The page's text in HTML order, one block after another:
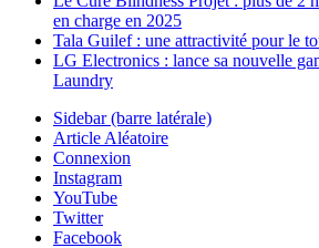
en charge en 2025
Tala Guilef : une attractivité pour le
LG Electronics : lance sa nouvelle
Laundry
Sidebar (barre latérale)
Article Aléatoire
Connexion
Instagram
YouTube
Twitter
Facebook